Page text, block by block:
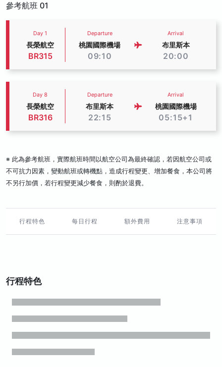
參考航班 01
Day 1
長榮航空
BR315
Departure
桃園國際機場
09:10
Arrival
布里斯本
20:00
Day 8
長榮航空
BR316
Departure
布里斯本
22:15
Arrival
桃園國際機場
05:15+1
※ 此為參考航班，實際航班時間以航空公司為最終確認，若因航空公司或
不可抗力因素，變動航班或轉機點，造成行程變更、增加餐食，本公司將
不另行加價，若行程變更減少餐食，則酌於退費。
行程特色 每日行程 額外費用 注意事項
行程特色